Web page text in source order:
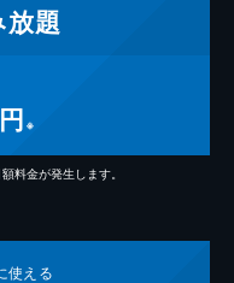
題
円 ※
料金が発生します。
使える